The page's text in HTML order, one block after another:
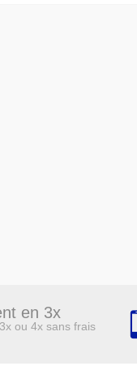
en 3x
ou 4x sans frais